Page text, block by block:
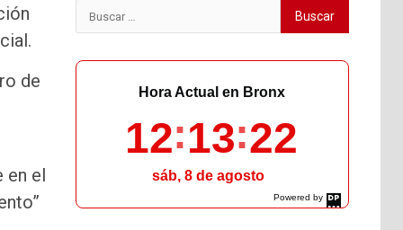
de
en el
Buscar:
Powered by
DaysPedia.com
Hora Actual en Bronx
12 13 23
sáb, 8 de agosto